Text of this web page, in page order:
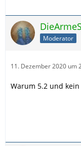
Moderator
11. Dezember 2020 um
Warum 5.2 und kein